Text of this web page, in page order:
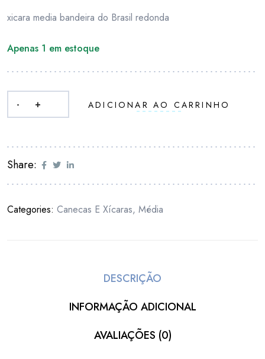
xicara media bandeira do Brasil redonda
Apenas 1 em estoque
- + ADICIONAR AO CARRINHO
Share:
Categories: Canecas E Xícaras, Média
DESCRIÇÃO
INFORMAÇÃO ADICIONAL
AVALIAÇÕES (0)